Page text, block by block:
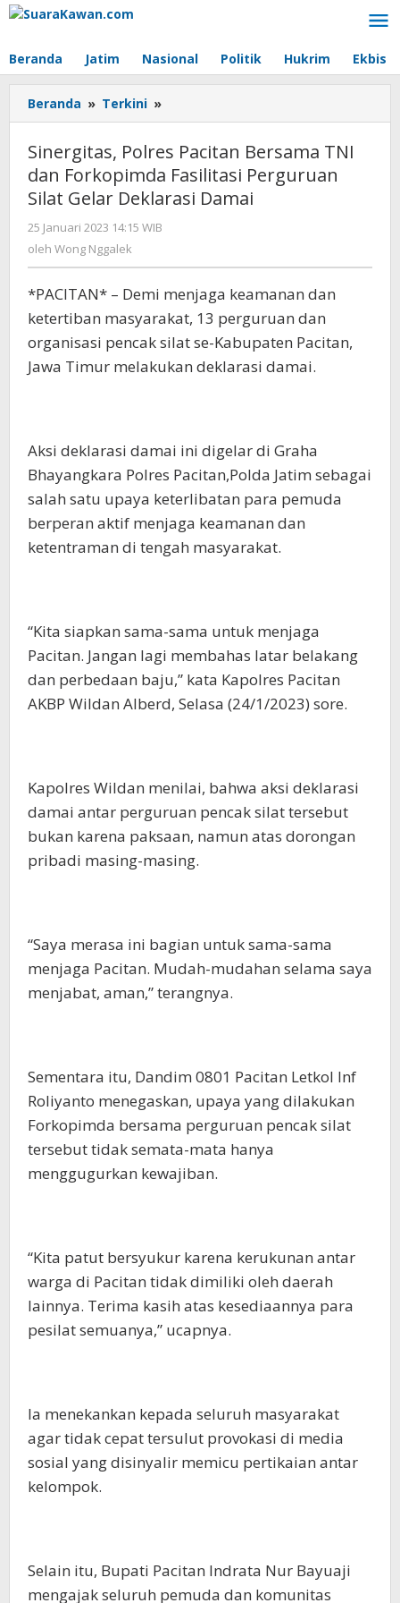
Lewati
Beranda Jatim Nasional Politik Hukrim Ekbis
Beranda » Terkini »
Polres
Bersama
TNI
dan
Silat
Gelar
Deklarasi
Damai
Sinergitas, Polres Pacitan Bersama TNI
dan Forkopimda Fasilitasi Perguruan
Silat Gelar Deklarasi Damai
25 Januari 2023 14:15 WIB
oleh Wong Nggalek
*PACITAN* – Demi menjaga keamanan dan
ketertiban masyarakat, 13 perguruan dan
organisasi pencak silat se-Kabupaten Pacitan,
Jawa Timur melakukan deklarasi damai.
Aksi deklarasi damai ini digelar di Graha
Bhayangkara Polres Pacitan,Polda Jatim sebagai
salah satu upaya keterlibatan para pemuda
berperan aktif menjaga keamanan dan
ketentraman di tengah masyarakat.
“Kita siapkan sama-sama untuk menjaga
Pacitan. Jangan lagi membahas latar belakang
dan perbedaan baju,” kata Kapolres Pacitan
AKBP Wildan Alberd, Selasa (24/1/2023) sore.
Kapolres Wildan menilai, bahwa aksi deklarasi
damai antar perguruan pencak silat tersebut
bukan karena paksaan, namun atas dorongan
pribadi masing-masing.
“Saya merasa ini bagian untuk sama-sama
menjaga Pacitan. Mudah-mudahan selama saya
menjabat, aman,” terangnya.
Sementara itu, Dandim 0801 Pacitan Letkol Inf
Roliyanto menegaskan, upaya yang dilakukan
Forkopimda bersama perguruan pencak silat
tersebut tidak semata-mata hanya
menggugurkan kewajiban.
“Kita patut bersyukur karena kerukunan antar
warga di Pacitan tidak dimiliki oleh daerah
lainnya. Terima kasih atas kesediaannya para
pesilat semuanya,” ucapnya.
Ia menekankan kepada seluruh masyarakat
agar tidak cepat tersulut provokasi di media
sosial yang disinyalir memicu pertikaian antar
kelompok.
Selain itu, Bupati Pacitan Indrata Nur Bayuaji
mengajak seluruh pemuda dan komunitas